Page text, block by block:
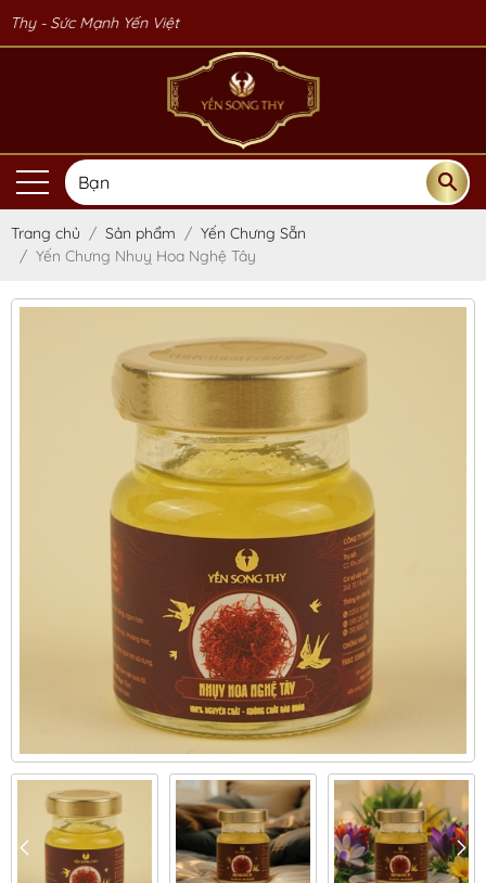
Yến Việt
Trang chủ Sản phẩm
Yến Chưng Sẵn
Yến Chưng Nhuỵ Hoa Nghệ Tây